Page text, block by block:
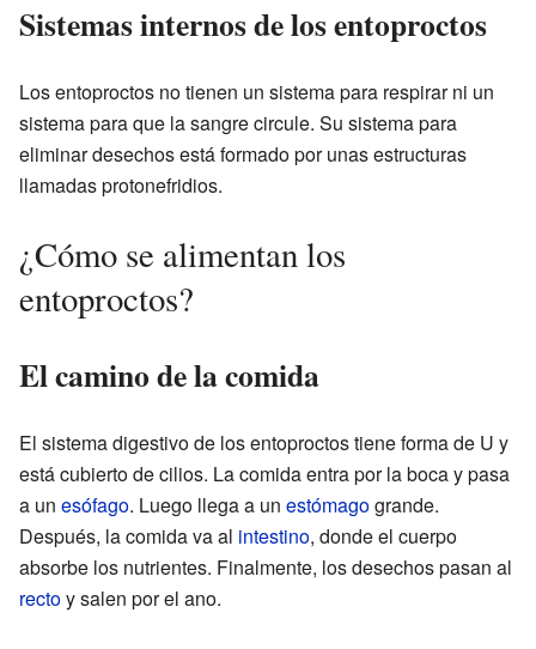
Sistemas internos de los entoproctos
Los entoproctos no tienen un sistema para respirar ni un
sistema para que la sangre circule. Su sistema para
eliminar desechos está formado por unas estructuras
llamadas protonefridios.
¿Cómo se alimentan los
entoproctos?
El camino de la comida
El sistema digestivo de los entoproctos tiene forma de U y
está cubierto de cilios. La comida entra por la boca y pasa
a un esófago. Luego llega a un estómagogrande.
Después, la comida va al intestino, donde el cuerpo
absorbe los nutrientes. Finalmente, los desechos pasan al
rectoy salen por el ano.